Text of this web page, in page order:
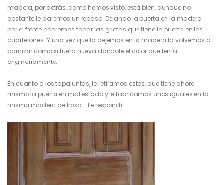
madera, por detrás, como hemos visto, está bien, aunque no
obstante le daremos un repaso. Dejando la puerta en la madera
por el frente podremos tapar las grietas que tiene la puerta en los
cuarterones. Y una vez que la dejemos en la madera la volvemos a
barnizar como si fuera nueva dándole el color que tenía
originariamente.
En cuanto a los tapajuntas, le retiramos estos, que tiene ahora
mismo la puerta en mal estado y le fabricamos unos iguales en la
misma madera de Iroko.—Le respondí.